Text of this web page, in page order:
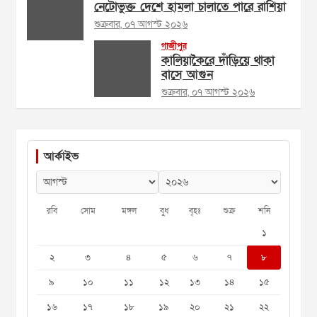
নেটোভুক্ত দেশে হামলা চালাতে পারে রাশিয়া
শুক্রবার, ০৭ আগস্ট ২০২৬
গাজীপুর
কালিয়াকৈরে দাঁড়িয়ে থাকা
বাসে আগুন
শুক্রবার, ০৭ আগস্ট ২০২৬
আর্কাইভ
রবি সোম মঙ্গল বুধ বৃহঃ শুক্র শনি
১
২
৩ ৪ ৫ ৬ ৭
৮
৯
১০ ১১ ১২ ১৩ ১৪
১৫
১৬
১৭ ১৮ ১৯ ২০ ২১ ২২